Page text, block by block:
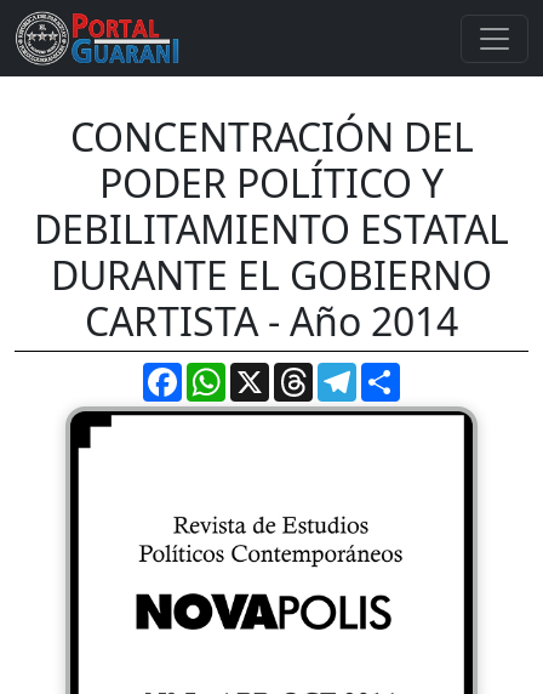
CONCENTRACIÓN DEL
PODER POLÍTICO Y
DEBILITAMIENTO ESTATAL
DURANTE EL GOBIERNO
CARTISTA - Año 2014
FacebookWhatsApp
X ThreadsTelegram